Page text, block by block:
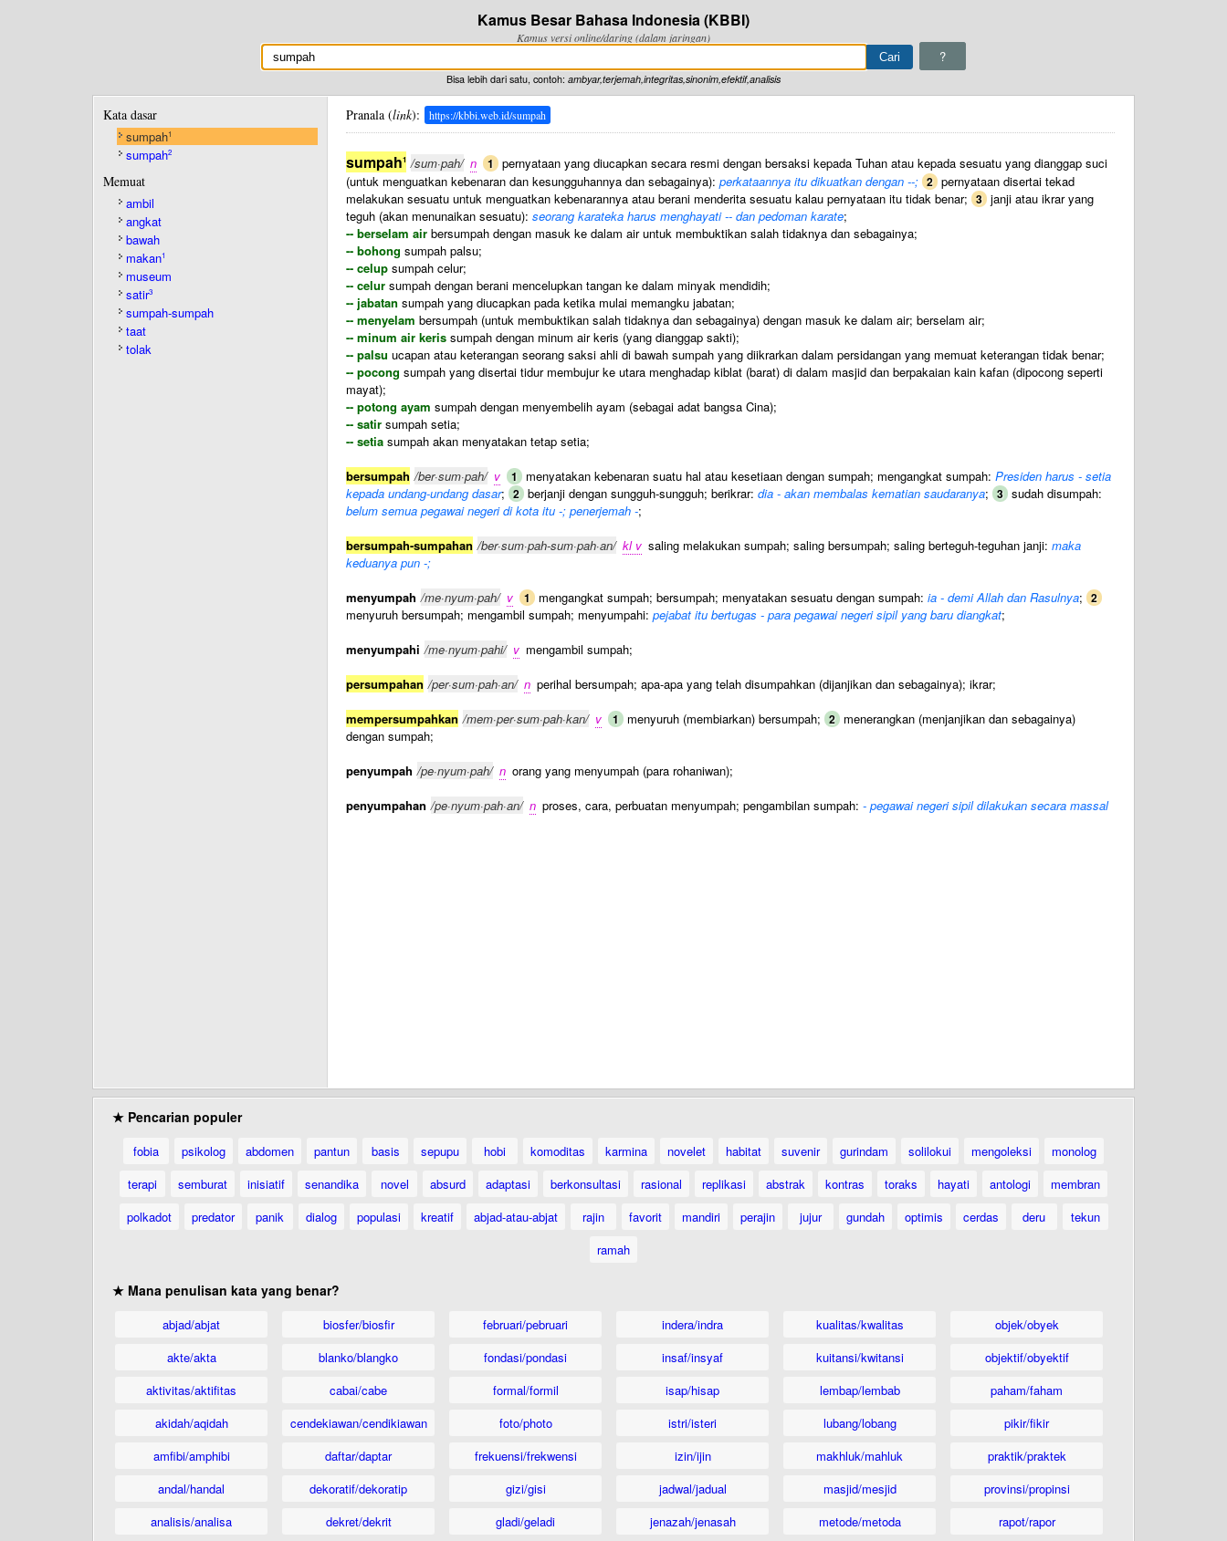
Kamus Besar Bahasa Indonesia (KBBI)
Kamus versi online/daring (dalam jaringan)
?
Bisa lebih dari satu, contoh: ambyar,terjemah,integritas,sinonim,efektif,analisis
Kata dasar
sumpah1
sumpah2
Memuat
ambil
angkat
bawah
makan1
museum
satir3
sumpah-sumpah
taat
tolak
Pranala (link): https://kbbi.web.id/sumpah
sumpah1 /sum·pah/ n 1 pernyataan yang diucapkan secara resmi dengan bersaksi kepada Tuhan atau kepada sesuatu yang dianggap suci
(untuk menguatkan kebenaran dan kesungguhannya dan sebagainya): perkataannya itu dikuatkan dengan --; 2 pernyataan disertai tekad
melakukan sesuatu untuk menguatkan kebenarannya atau berani menderita sesuatu kalau pernyataan itu tidak benar; 3 janji atau ikrar yang
teguh (akan menunaikan sesuatu): seorang karateka harus menghayati -- dan pedoman karate;
-- berselam air bersumpah dengan masuk ke dalam air untuk membuktikan salah tidaknya dan sebagainya;
-- bohong sumpah palsu;
-- celup sumpah celur;
-- celur sumpah dengan berani mencelupkan tangan ke dalam minyak mendidih;
-- jabatan sumpah yang diucapkan pada ketika mulai memangku jabatan;
-- menyelam bersumpah (untuk membuktikan salah tidaknya dan sebagainya) dengan masuk ke dalam air; berselam air;
-- minum air keris sumpah dengan minum air keris (yang dianggap sakti);
-- palsu ucapan atau keterangan seorang saksi ahli di bawah sumpah yang diikrarkan dalam persidangan yang memuat keterangan tidak benar;
-- pocong sumpah yang disertai tidur membujur ke utara menghadap kiblat (barat) di dalam masjid dan berpakaian kain kafan (dipocong seperti
mayat);
-- potong ayam sumpah dengan menyembelih ayam (sebagai adat bangsa Cina);
-- satir sumpah setia;
-- setia sumpah akan menyatakan tetap setia;
bersumpah /ber·sum·pah/ v 1 menyatakan kebenaran suatu hal atau kesetiaan dengan sumpah; mengangkat sumpah: Presiden harus - setia
kepada undang-undang dasar; 2 berjanji dengan sungguh-sungguh; berikrar: dia - akan membalas kematian saudaranya; 3 sudah disumpah:
belum semua pegawai negeri di kota itu -; penerjemah -;
bersumpah-sumpahan /ber·sum·pah-sum·pah·an/ kl v saling melakukan sumpah; saling bersumpah; saling berteguh-teguhan janji: maka
keduanya pun -;
menyumpah /me·nyum·pah/ v 1 mengangkat sumpah; bersumpah; menyatakan sesuatu dengan sumpah: ia - demi Allah dan Rasulnya; 2
menyuruh bersumpah; mengambil sumpah; menyumpahi: pejabat itu bertugas - para pegawai negeri sipil yang baru diangkat;
menyumpahi /me·nyum·pahi/ v mengambil sumpah;
persumpahan /per·sum·pah·an/ n perihal bersumpah; apa-apa yang telah disumpahkan (dijanjikan dan sebagainya); ikrar;
mempersumpahkan /mem·per·sum·pah·kan/ v 1 menyuruh (membiarkan) bersumpah; 2 menerangkan (menjanjikan dan sebagainya)
dengan sumpah;
penyumpah /pe·nyum·pah/ n orang yang menyumpah (para rohaniwan);
penyumpahan /pe·nyum·pah·an/ n proses, cara, perbuatan menyumpah; pengambilan sumpah: - pegawai negeri sipil dilakukan secara massal
★ Pencarian populer
fobia psikolog abdomen pantun basis sepupu hobi komoditas karmina novelet habitat suvenir gurindam solilokui mengoleksi
monolog
terapi
semburat inisiatif senandika novel absurd adaptasi berkonsultasi rasional replikasi abstrak kontras toraks hayati antologi
membran
polkadot
predator panik dialog populasi kreatif abjad-atau-abjat rajin favorit mandiri perajin jujur gundah optimis cerdas deru
tekun
ramah
★ Mana penulisan kata yang benar?
abjad/abjat
akte/akta
aktivitas/aktifitas
akidah/aqidah
amfibi/amphibi
andal/handal
analisis/analisa
biosfer/biosfir
blanko/blangko
cabai/cabe
cendekiawan/cendikiawan
daftar/daptar
dekoratif/dekoratip
dekret/dekrit
februari/pebruari
fondasi/pondasi
formal/formil
foto/photo
frekuensi/frekwensi
gizi/gisi
gladi/geladi
indera/indra
insaf/insyaf
isap/hisap
istri/isteri
izin/ijin
jadwal/jadual
jenazah/jenasah
kualitas/kwalitas
kuitansi/kwitansi
lembap/lembab
lubang/lobang
makhluk/mahluk
masjid/mesjid
metode/metoda
objek/obyek
objektif/obyektif
paham/faham
pikir/fikir
praktik/praktek
provinsi/propinsi
rapot/rapor